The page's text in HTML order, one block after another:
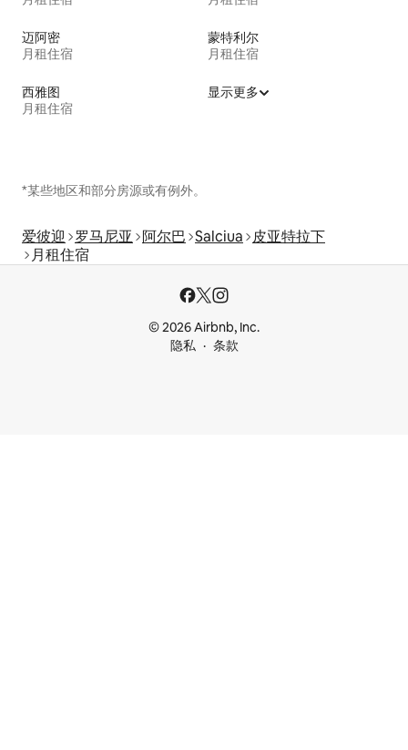
迈阿密
月租住宿
蒙特利尔
月租住宿
西雅图
月租住宿
显示更多
*某些地区和部分房源或有例外。
爱彼迎 罗马尼亚 阿尔巴 Salciua
皮亚特拉下
月租住宿
© 2026 Airbnb, Inc.
隐私
条款